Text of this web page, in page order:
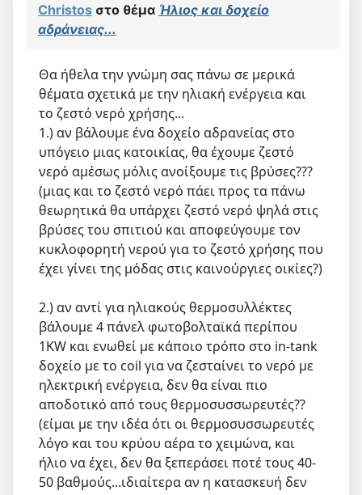
Christos στο θέμα Ήλιος και δοχείο
αδράνειας...
Θα ήθελα την γνώμη σας πάνω σε μερικά
θέματα σχετικά με την ηλιακή ενέργεια και
το ζεστό νερό χρήσης...
1.) αν βάλουμε ένα δοχείο αδρανείας στο
υπόγειο μιας κατοικίας, θα έχουμε ζεστό
νερό αμέσως μόλις ανοίξουμε τις βρύσες???
(μιας και το ζεστό νερό πάει προς τα πάνω
θεωρητικά θα υπάρχει ζεστό νερό ψηλά στις
βρύσες του σπιτιού και αποφεύγουμε τον
κυκλοφορητή νερού για το ζεστό χρήσης που
έχει γίνει της μόδας στις καινούργιες οικίες?)
2.) αν αντί για ηλιακούς θερμοσυλλέκτες
βάλουμε 4 πάνελ φωτοβολταϊκά περίπου
1KW και ενωθεί με κάποιο τρόπο στο in-tank
δοχείο με το coil για να ζεσταίνει το νερό με
ηλεκτρική ενέργεια, δεν θα είναι πιο
αποδοτικό από τους θερμοσυσσωρευτές??
(είμαι με την ιδέα ότι οι θερμοσυσσωρευτές
λόγο και του κρύου αέρα το χειμώνα, και
ήλιο να έχει, δεν θα ξεπεράσει ποτέ τους 40-
50 βαθμούς...ιδιαίτερα αν η κατασκευή δεν